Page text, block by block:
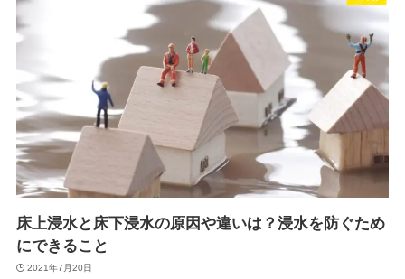
床上浸水と床下浸水の原因や違いは？浸水を防ぐため
にできること
2021年7月20日